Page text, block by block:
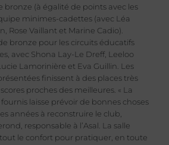
bronze (à égalité de points avec les
minimes-cadettes (avec Léa
Rose Vaillant et Marine Cadio).
bronze pour les circuits éducatifs
avec Shona Lay-Le Dreff, Leeloo
Lamorinière et Eva Guillin. Les
finissent à des places très
proches des meilleures. « La
laisse prévoir de bonnes choses
années à reconstruire le club,
responsable à l’Asal. La salle
le confort pour pratiquer, en toute